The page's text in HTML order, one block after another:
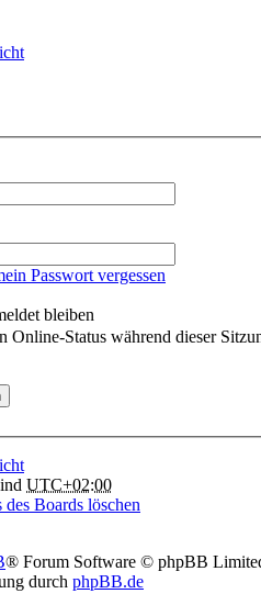
Passwort vergessen
bleiben
Online-Status während dieser
UTC+02:00
Boards löschen
® Forum Software © phpBB
durch phpBB.de